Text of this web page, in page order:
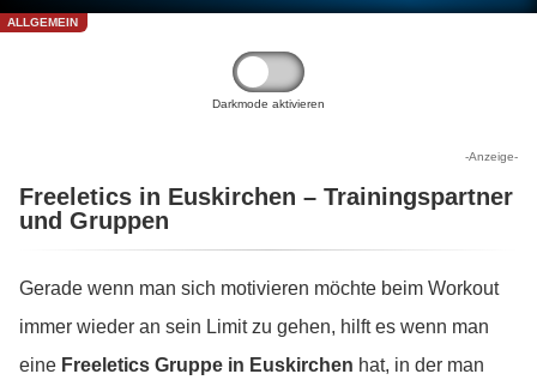
ALLGEMEIN
Darkmode aktivieren
-Anzeige-
Freeletics in Euskirchen – Trainingspartner
und Gruppen
Gerade wenn man sich motivieren möchte beim Workout
immer wieder an sein Limit zu gehen, hilft es wenn man
eine Freeletics Gruppe in Euskirchen hat, in der man